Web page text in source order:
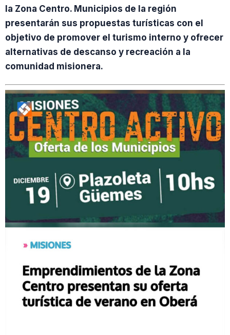
la Zona Centro. Municipios de la región
presentarán sus propuestas turísticas con el
objetivo de promover el turismo interno y ofrecer
alternativas de descanso y recreación a la
comunidad misionera.